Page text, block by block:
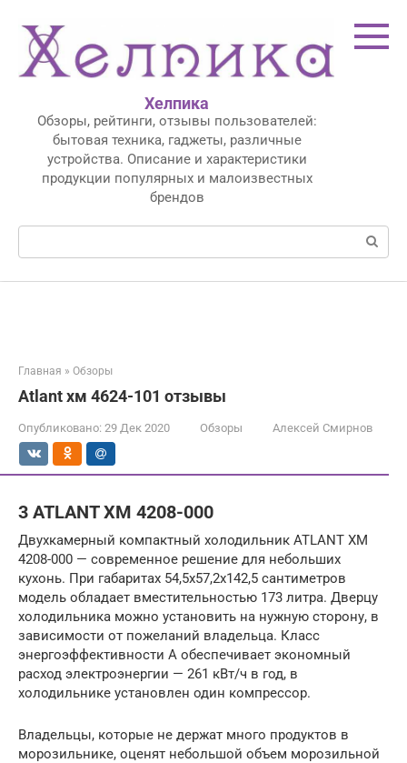
контенту
Хелпика
Обзоры, рейтинги, отзывы пользователей:
бытовая техника, гаджеты, различные
устройства. Описание и характеристики
продукции популярных и малоизвестных
брендов
Поиск:
Главная » Обзоры
Atlant хм 4624-101 отзывы
Опубликовано: 29 Дек 2020 Обзоры Алексей Смирнов
3 ATLANT ХМ 4208-000
Двухкамерный компактный холодильник ATLANT ХМ
4208-000 — современное решение для небольших
кухонь. При габаритах 54,5х57,2х142,5 сантиметров
модель обладает вместительностью 173 литра. Дверцу
холодильника можно установить на нужную сторону, в
зависимости от пожеланий владельца. Класс
энергоэффективности А обеспечивает экономный
расход электроэнергии — 261 кВт/ч в год, в
холодильнике установлен один компрессор.
Владельцы, которые не держат много продуктов в
морозильнике, оценят небольшой объем морозильной